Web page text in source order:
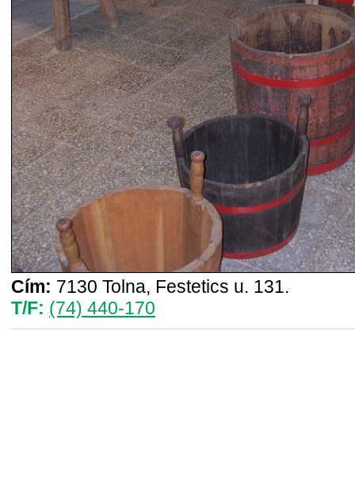
Cím: 7130 Tolna, Festetics u. 131.
T/F: (74) 440-170